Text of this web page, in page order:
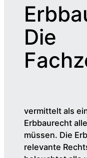
Die
vermittelt als
Erbbaurecht
müssen. Die
relevante